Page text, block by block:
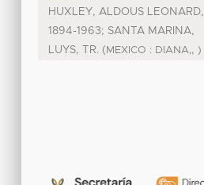
HUXLEY, ALDOUS LEONARD,
1894-1963; SANTA MARINA,
LUYS, TR. ( MEXICO : DIANA,, )